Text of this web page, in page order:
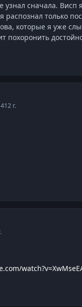
узнал сначала. Висп
распознал только
которые я уже
похоронить
12 г.